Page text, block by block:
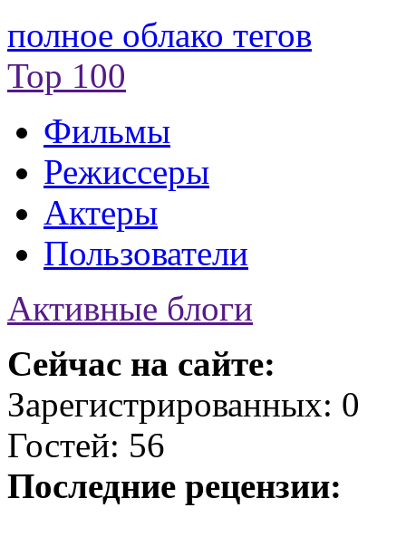
полное облако тегов
Top 100
Фильмы
Режиссеры
Актеры
Пользователи
Активные блоги
Сейчас на сайте:
Зарегистрированных: 0
Гостей: 56
Последние рецензии: